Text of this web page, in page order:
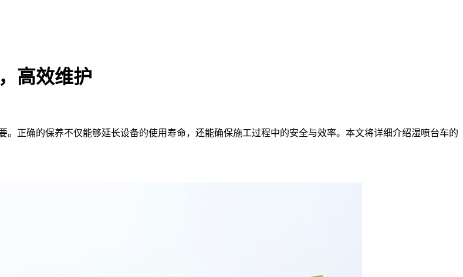
高效维护
确的保养不仅能够延长设备的使用寿命，还能确保施工过程中的安全与效率。本文将详细介绍湿喷台车的